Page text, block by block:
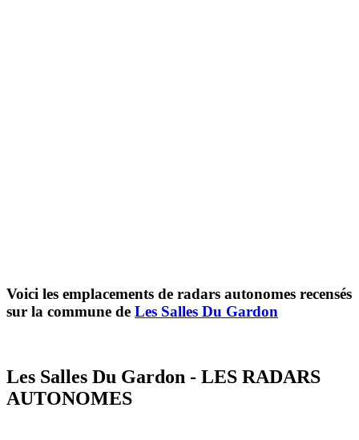
Voici les emplacements de radars autonomes recensés
sur la commune de Les Salles Du Gardon
Les Salles Du Gardon - LES RADARS
AUTONOMES